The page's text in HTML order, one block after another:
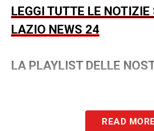
LEGGI TUTTE LE
LAZIO NEWS 24
LA PLAYLIST DELLE
READ MORE